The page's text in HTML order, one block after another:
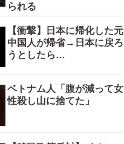
も
られる
【衝撃】日本に帰化した元
中国人が帰省→日本に戻ろ
うとしたら…
ベトナム人「腹が減って女
性殺し山に捨てた」